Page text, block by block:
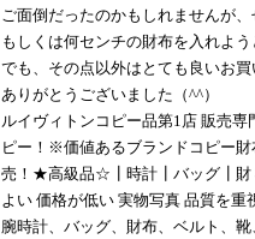
ご面倒だったのかもしれませんが
もしくは何センチの財布を入れよ
でも、その点以外はとても良いお買
ありがとうございました（^^）
ルイヴィトンコピー品第1店 販売
ピー！※価値あるブランドコピー
売！★高級品☆┃時計┃バッグ┃財
よい 価格が低い 実物写真 品質を
腕時計、バッグ、財布、ベルト、